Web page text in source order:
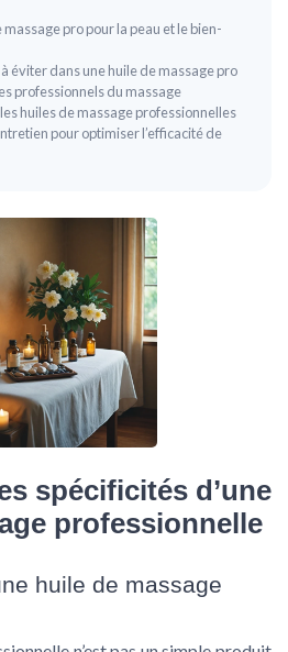
massage pro pour la peau et le bien-
éviter dans une huile de massage pro
professionnels du massage
huiles de massage professionnelles
pour optimiser l’efficacité de
spécificités d’une
professionnelle
huile de massage